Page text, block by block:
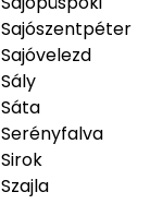
Sajószentpéter
Sajóvelezd
Sály
Sáta
Serényfalva
Sirok
Szajla